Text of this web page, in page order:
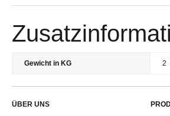
Gewicht in KG 2
ÜBER UNS